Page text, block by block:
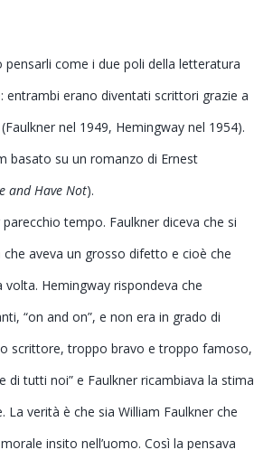
come i due poli della letteratura
entrambi erano diventati scrittori grazie a
nel 1949, Hemingway nel 1954).
basato su un romanzo di Ernest
and Have Not).
tempo. Faulkner diceva che si
aveva un grosso difetto e cioè che
Hemingway rispondeva che
“on and on”, e non era in grado di
scrittore, troppo bravo e troppo famoso,
di tutti noi” e Faulkner ricambiava la stima
verità è che sia William Faulkner che
insito nell’uomo. Così la pensava